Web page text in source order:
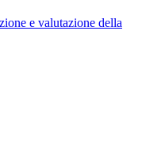
e valutazione della